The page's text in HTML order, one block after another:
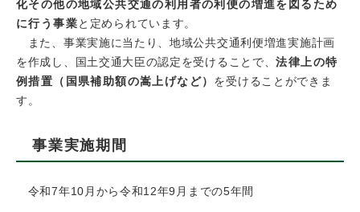
化その他の地域公共交通の利用者の利便の増進を図るため
に行う事業と定められています。
また、事業実施に当たり、地域公共交通利便増進実施計画
を作成し、国土交通大臣の認定を受けることで、法律上の特
例措置（国県補助額の嵩上げなど） を受けることができま
す。
事業実施期間
令和7年10月から令和12年9月までの5年間